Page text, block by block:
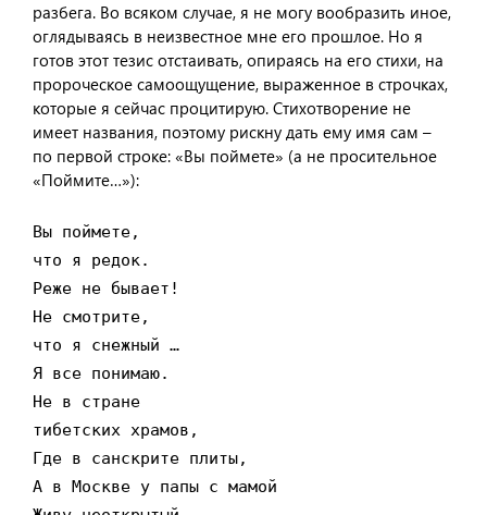
разбега. Во всяком случае, я не могу вообразить иное,
оглядываясь в неизвестное мне его прошлое. Но я
готов этот тезис отстаивать, опираясь на его стихи, на
пророческое самоощущение, выраженное в строчках,
которые я сейчас процитирую. Стихотворение не
имеет названия, поэтому рискну дать ему имя сам –
по первой строке: «Вы поймете» (а не просительное
«Поймите…»):
Вы поймете,
что я редок.
Реже не бывает!
Не смотрите,
что я снежный …
Я все понимаю.
Не в стране
тибетских храмов,
Где в санскрите плиты,
А в Москве у папы с мамой